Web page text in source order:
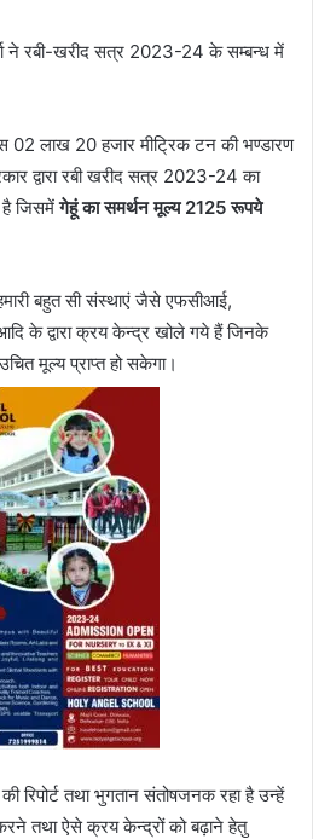
ने रबी-खरीद सत्र 2023-24 के सम्बन्ध में
02 लाख 20 हजार मीट्रिक टन की भण्डारण
द्वारा रबी खरीद सत्र 2023-24 का
है जिसमेंगेहूं का समर्थन मूल्य 2125 रूपये
बहुत सी संस्थाएं जैसे एफसीआई,
के द्वारा क्रय केन्द्र खोले गये हैं जिनके
मूल्य प्राप्त हो सकेगा।
रिपोर्ट तथा भुगतान संतोषजनक रहा है उन्हें
तथा ऐसे क्रय केन्द्रों को बढ़ाने हेतु